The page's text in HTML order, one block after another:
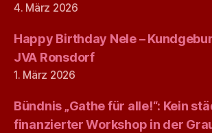
4. März 2026
Happy Birthday Nele –
JVA Ronsdorf
1. März 2026
Bündnis „Gathe für alle!“: Kein
finanzierter Workshop in der